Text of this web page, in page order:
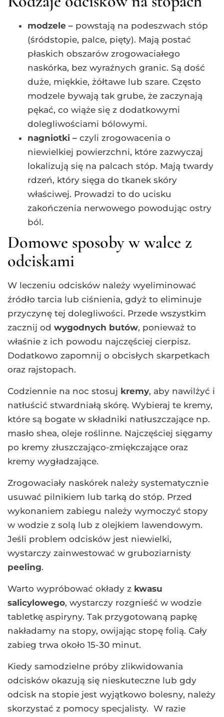
modzele – powstają na podeszwach stóp
(śródstopie, palce, pięty). Mają postać
płaskich obszarów zrogowaciałego
naskórka, bez wyraźnych granic. Są dość
duże, miękkie, żółtawe lub szare. Często
modzele bywają tak grube, że zaczynają
pękać, co wiąże się z dodatkowymi
dolegliwościami bólowymi.
nagniotki – czyli zrogowacenia o
niewielkiej powierzchni, które zazwyczaj
lokalizują się na palcach stóp. Mają twardy
rdzeń, który sięga do tkanek skóry
właściwej. Prowadzi to do ucisku
zakończenia nerwowego powodując ostry
ból.
Domowe sposoby w walce z
odciskami
W leczeniu odcisków należy wyeliminować
źródło tarcia lub ciśnienia, gdyż to eliminuje
przyczynę tej dolegliwości. Przede wszystkim
zacznij od wygodnych butów, ponieważ to
właśnie z ich powodu najczęściej cierpisz.
Dodatkowo zapomnij o obcisłych skarpetkach
oraz rajstopach.
Codziennie na noc stosuj kremy, aby nawilżyć i
natłuścić stwardniałą skórę. Wybieraj te kremy,
które są bogate w składniki natłuszczające np.
masło shea, oleje roślinne. Najczęściej sięgamy
po kremy złuszczająco-zmiękczające oraz
kremy wygładzające.
Zrogowaciały naskórek należy systematycznie
usuwać pilnikiem lub tarką do stóp. Przed
wykonaniem zabiegu należy wymoczyć stopy
w wodzie z solą lub z olejkiem lawendowym.
Jeśli problem odcisków jest niewielki,
wystarczy zainwestować w gruboziarnisty
peeling.
Warto wypróbować okłady z kwasu
salicylowego, wystarczy rozgnieść w wodzie
tabletkę aspiryny. Tak przygotowaną papkę
nakładamy na stopy, owijając stopę folią. Cały
zabieg trwa około 15-30 minut.
Kiedy samodzielne próby zlikwidowania
odcisków okazują się nieskuteczne lub gdy
odcisk na stopie jest wyjątkowo bolesny, należy
skorzystać z pomocy specjalisty. W razie